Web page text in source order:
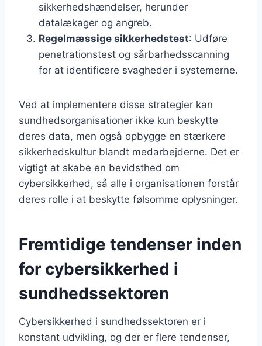
sikkerhedshændelser, herunder
datalækager og angreb.
Regelmæssige sikkerhedstest: Udføre
penetrationstest og sårbarhedsscanning
for at identificere svagheder i systemerne.
Ved at implementere disse strategier kan
sundhedsorganisationer ikke kun beskytte
deres data, men også opbygge en stærkere
sikkerhedskultur blandt medarbejderne. Det er
vigtigt at skabe en bevidsthed om
cybersikkerhed, så alle i organisationen forstår
deres rolle i at beskytte følsomme oplysninger.
Fremtidige tendenser inden
for cybersikkerhed i
sundhedssektoren
Cybersikkerhed i sundhedssektoren er i
konstant udvikling, og der er flere tendenser,